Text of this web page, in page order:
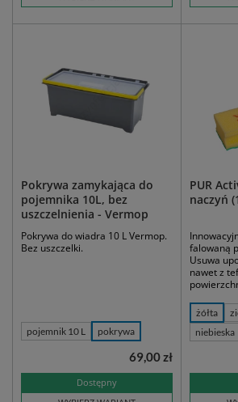
Pokrywa zamykająca do
pojemnika 10L, bez
uszczelnienia - Vermop
Pokrywa do wiadra 10 L Vermop.
Bez uszczelki.
pojemnik 10 L pokrywa
Dostępny
69,00 zł
PUR
naczyń
falowaną
Usuwa
nawet z
żółta
niebieska